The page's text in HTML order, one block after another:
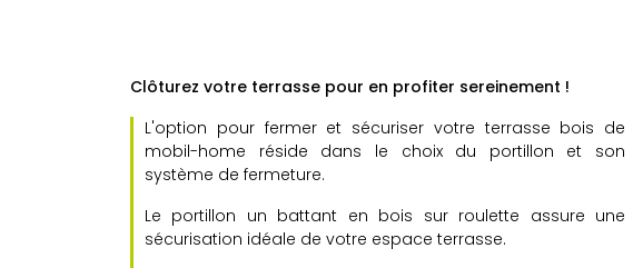
Clôturez votre terrasse pour en profiter sereinement !
L'option pour fermer et sécuriser votre terrasse bois de
mobil-home réside dans le choix du portillon et son
système de fermeture.
Le portillon un battant en bois sur roulette assure une
sécurisation idéale de votre espace terrasse.